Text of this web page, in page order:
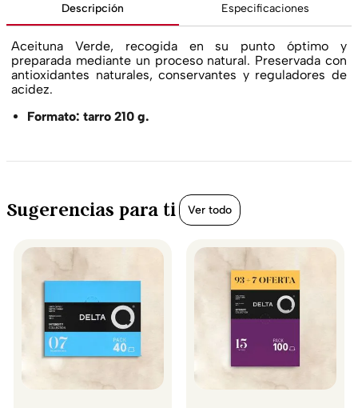
Descripción Especificaciones
Aceituna Verde, recogida en su punto óptimo y
preparada mediante un proceso natural. Preservada con
antioxidantes naturales, conservantes y reguladores de
acidez.
Formato: tarro 210 g.
Sugerencias para ti Ver todo